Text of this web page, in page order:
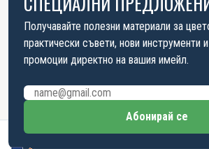
Получавайте полезни материали за
практически съвети, нови инструменти
промоции директно на вашия имейл.
Имейл адрес
Абонирай се